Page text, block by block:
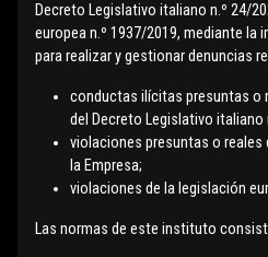
Decreto Legislativo italiano n.º 24/
europea n.º 1937/2019, mediante la
para realizar y gestionar denuncias
conductas ilícitas presuntas o
del Decreto Legislativo italiano
violaciones presuntas o
la Empresa;
violaciones de la legislación
Las normas de este instituto